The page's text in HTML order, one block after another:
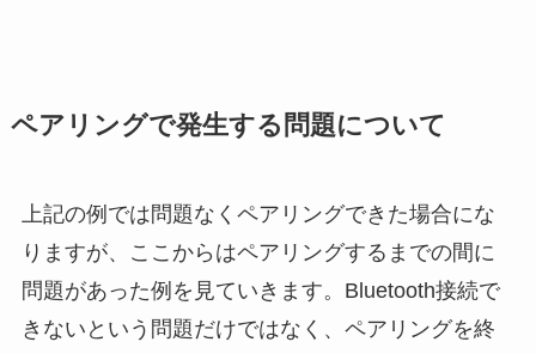
ペアリングで発生する問題について
上記の例では問題なくペアリングできた場合にな
りますが、ここからはペアリングするまでの間に
問題があった例を見ていきます。Bluetooth接続で
きないという問題だけではなく、ペアリングを終